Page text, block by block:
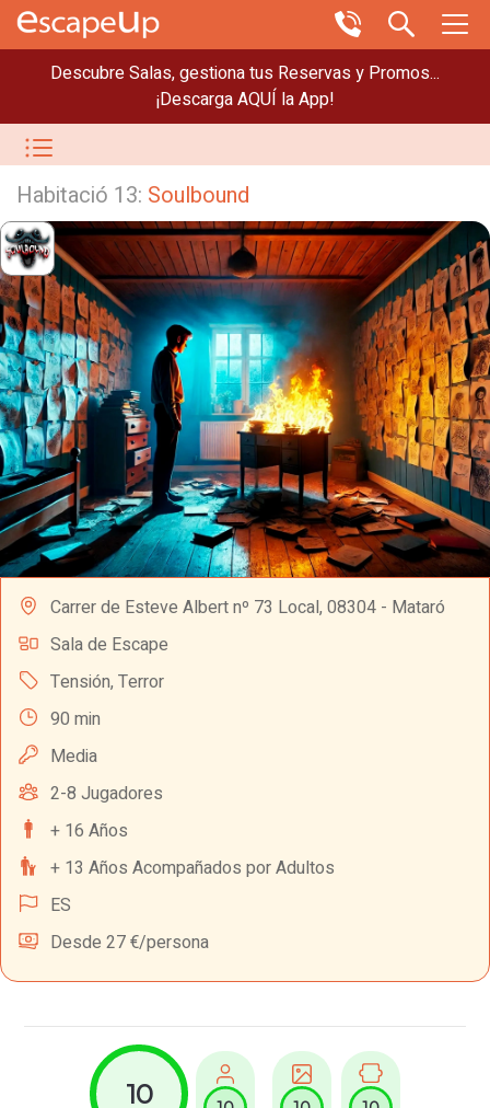
Descubre Salas, gestiona tus Reservas y Promos...
¡Descarga AQUÍ la App!
Habitació 13: Soulbound
Carrer de Esteve Albert nº 73 Local, 08304 - Mataró
Sala de Escape
Tensión, Terror
90 min
Media
2-8 Jugadores
+ 16 Años
+ 13 Años Acompañados por Adultos
ES
Desde 27 €/persona
10